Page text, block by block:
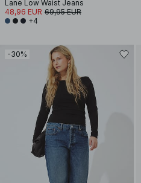
Lane Low Waist Jeans
48,96 EUR 69,95 EUR
+4
-30%